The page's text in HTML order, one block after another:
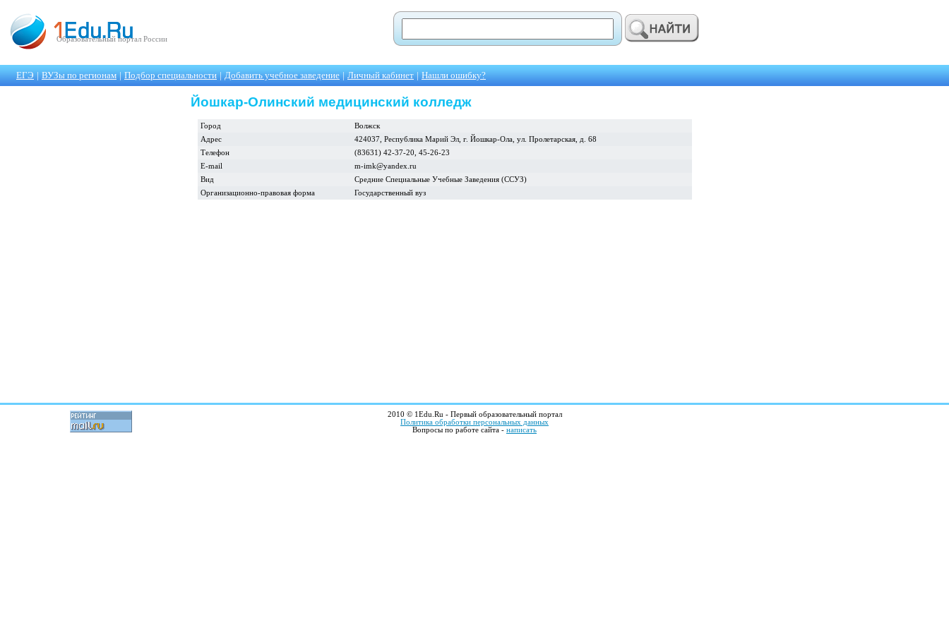
Образовательный портал России
ЕГЭ | ВУЗы по регионам | Подбор специальности | Добавить учебное заведение | Личный кабинет | Нашли ошибку?
Йошкар-Олинский медицинский колледж
Город
Волжск
Адрес
424037, Республика Марий Эл, г. Йошкар-Ола, ул. Пролетарская, д. 68
Телефон
(83631) 42-37-20, 45-26-23
E-mail
m-imk@yandex.ru
Вид
Средние Специальные Учебные Заведения (ССУЗ)
Организационно-правовая форма
Государственный вуз
2010 © 1Edu.Ru - Первый образовательный портал
Политика обработки персональных данных
Вопросы по работе сайта - написать